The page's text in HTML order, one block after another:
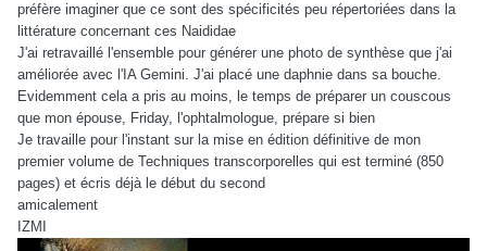
préfère imaginer que ce sont des spécificités peu répertoriées dans la
littérature concernant ces Naididae
J'ai retravaillé l'ensemble pour générer une photo de synthèse que j'ai
améliorée avec l'IA Gemini. J'ai placé une daphnie dans sa bouche.
Evidemment cela a pris au moins, le temps de préparer un couscous
que mon épouse, Friday, l'ophtalmologue, prépare si bien
Je travaille pour l'instant sur la mise en édition définitive de mon
premier volume de Techniques transcorporelles qui est terminé (850
pages) et écris déjà le début du second
amicalement
IZMI